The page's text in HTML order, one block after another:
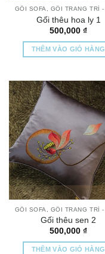
Gối thêu hoa ly 1
500,000 ₫
THÊM VÀO GIỎ HÀNG
Gối thêu sen 2
500,000 ₫
THÊM VÀO GIỎ HÀNG